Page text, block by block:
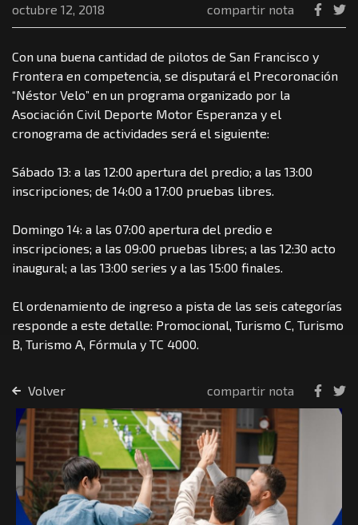
octubre 12, 2018 compartir nota
Con una buena cantidad de pilotos de San Francisco y
Frontera en competencia, se disputará el Precoronación
“Néstor Velo” en un programa organizado por la
Asociación Civil Deporte Motor Esperanza y el
cronograma de actividades será el siguiente:
Sábado 13: a las 12:00 apertura del predio; a las 13:00
inscripciones; de 14:00 a 17:00 pruebas libres.
Domingo 14: a las 07:00 apertura del predio e
inscripciones; a las 09:00 pruebas libres; a las 12:30 acto
inaugural; a las 13:00 series y a las 15:00 finales.
El ordenamiento de ingreso a pista de las seis categorías
responde a este detalle: Promocional, Turismo C, Turismo
B, Turismo A, Fórmula y TC 4000.
Volver compartir nota